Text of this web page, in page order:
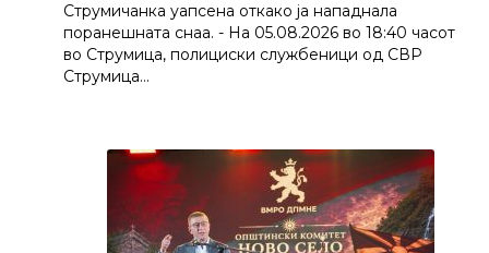
Струмичанка уапсена откако ја нападнала
поранешната снаа. - На 05.08.2026 во 18:40 часот
во Струмица, полициски службеници од СВР
Струмица…